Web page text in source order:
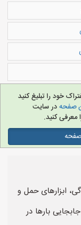
خود را تبلیغ کنید
صفحهدر سایت
کنید.
صفحه
ابزارهای حمل و
بارها در